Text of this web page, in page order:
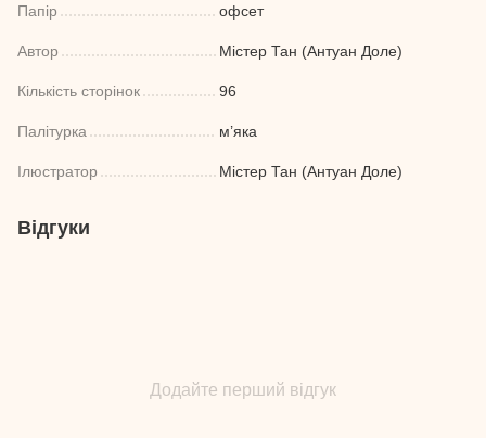
Папір офсет
Автор Містер Тан (Антуан Доле)
Кількість сторінок 96
Палітурка м’яка
Ілюстратор Містер Тан (Антуан Доле)
Відгуки
Додайте перший відгук